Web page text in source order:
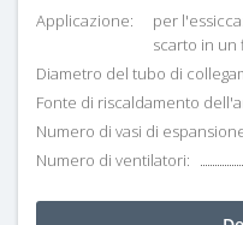
Applicazione:
per
scarto in un
Diametro del tubo di
Fonte di riscaldamento
Numero di vasi di
Numero di ventilatori: